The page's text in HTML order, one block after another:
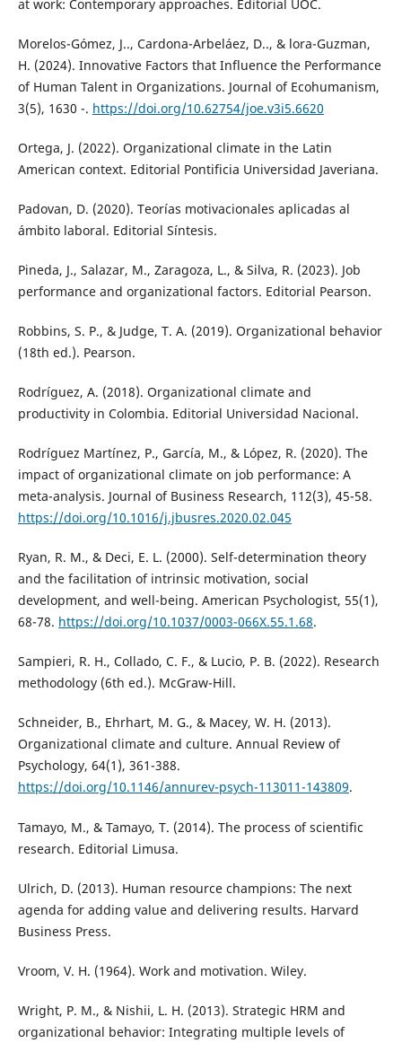
at work: Contemporary approaches. Editorial UOC.
Morelos-Gómez, J.., Cardona-Arbeláez, D.., & lora-Guzman,
H. (2024). Innovative Factors that Influence the Performance
of Human Talent in Organizations. Journal of Ecohumanism,
3(5), 1630 -. https://doi.org/10.62754/joe.v3i5.6620
Ortega, J. (2022). Organizational climate in the Latin
American context. Editorial Pontificia Universidad Javeriana.
Padovan, D. (2020). Teorías motivacionales aplicadas al
ámbito laboral. Editorial Síntesis.
Pineda, J., Salazar, M., Zaragoza, L., & Silva, R. (2023). Job
performance and organizational factors. Editorial Pearson.
Robbins, S. P., & Judge, T. A. (2019). Organizational behavior
(18th ed.). Pearson.
Rodríguez, A. (2018). Organizational climate and
productivity in Colombia. Editorial Universidad Nacional.
Rodríguez Martínez, P., García, M., & López, R. (2020). The
impact of organizational climate on job performance: A
meta-analysis. Journal of Business Research, 112(3), 45-58.
https://doi.org/10.1016/j.jbusres.2020.02.045
Ryan, R. M., & Deci, E. L. (2000). Self-determination theory
and the facilitation of intrinsic motivation, social
development, and well-being. American Psychologist, 55(1),
68-78. https://doi.org/10.1037/0003-066X.55.1.68.
Sampieri, R. H., Collado, C. F., & Lucio, P. B. (2022). Research
methodology (6th ed.). McGraw-Hill.
Schneider, B., Ehrhart, M. G., & Macey, W. H. (2013).
Organizational climate and culture. Annual Review of
Psychology, 64(1), 361-388.
https://doi.org/10.1146/annurev-psych-113011-143809.
Tamayo, M., & Tamayo, T. (2014). The process of scientific
research. Editorial Limusa.
Ulrich, D. (2013). Human resource champions: The next
agenda for adding value and delivering results. Harvard
Business Press.
Vroom, V. H. (1964). Work and motivation. Wiley.
Wright, P. M., & Nishii, L. H. (2013). Strategic HRM and
organizational behavior: Integrating multiple levels of